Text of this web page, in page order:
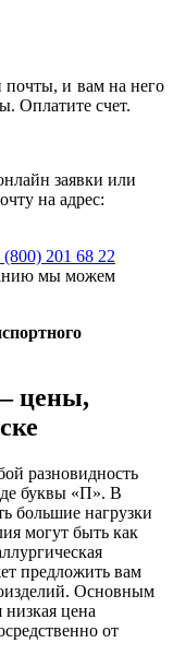
почты, и вам на него
Оплатите счет.
заявки или
на адрес:
(800) 201 68 22
мы можем
цены,
разновидность
буквы «П». В
большие нагрузки
могут быть как
предложить вам
Основным
цена
от